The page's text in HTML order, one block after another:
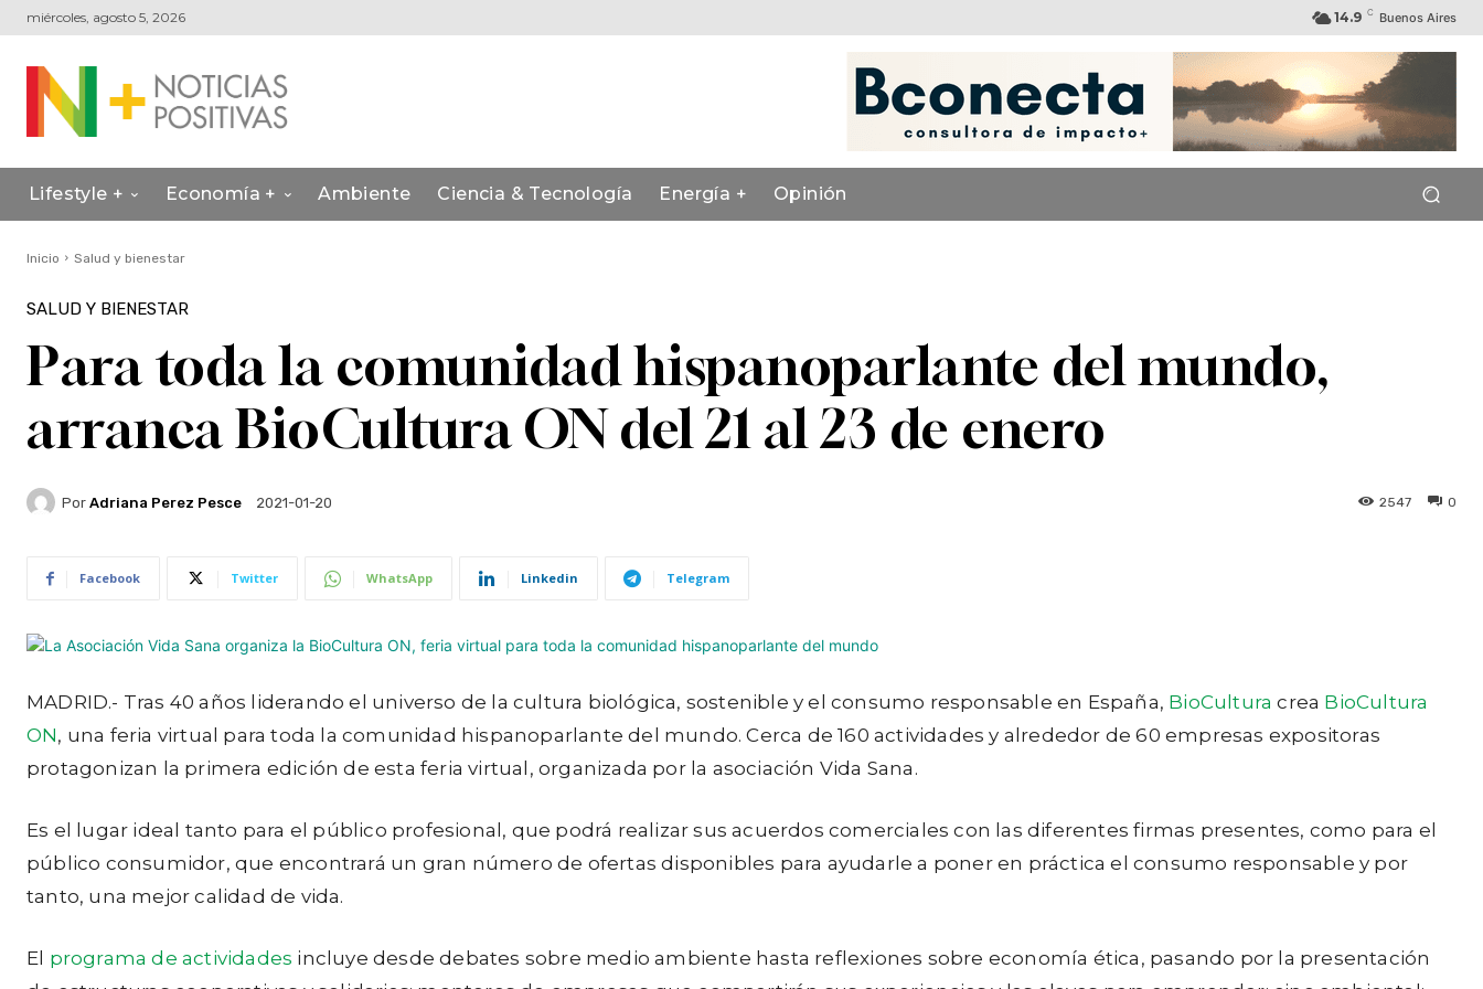
miércoles, agosto 5, 2026 14.9 C Buenos Aires
Lifestyle + Economía + Ambiente Ciencia & Tecnología Energía + Opinión
Inicio Salud y bienestar
SALUD Y BIENESTAR
Para toda la comunidad hispanoparlante del mundo,
arranca BioCultura ON del 21 al 23 de enero
Por Adriana Perez Pesce 2021-01-20 0
2547
Facebook Twitter WhatsApp Linkedin Telegram
MADRID.- Tras 40 años liderando el universo de la cultura biológica, sostenible y el consumo responsable en España, BioCulturacrea BioCultura
ON, una feria virtual para toda la comunidad hispanoparlante del mundo. Cerca de 160 actividades y alrededor de 60 empresas expositoras
protagonizan la primera edición de esta feria virtual, organizada por la asociación Vida Sana.
Es el lugar ideal tanto para el público profesional, que podrá realizar sus acuerdos comerciales con las diferentes firmas presentes, como para el
público consumidor, que encontrará un gran número de ofertas disponibles para ayudarle a poner en práctica el consumo responsable y por
tanto, una mejor calidad de vida.
El programa de actividades incluye desde debates sobre medio ambiente hasta reflexiones sobre economía ética, pasando por la presentación